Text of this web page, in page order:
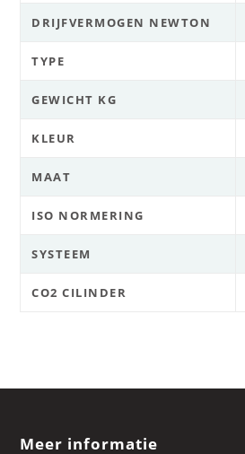
DRIJFVERMOGEN NEWTON
TYPE
GEWICHT KG
KLEUR
MAAT
ISO NORMERING
SYSTEEM
CO2 CILINDER
Meer informatie